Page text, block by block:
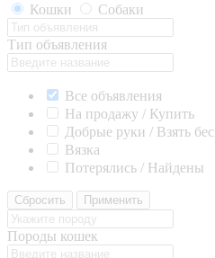
Кошки
Собаки
Тип объявления
Все объявления
На продажу / Купить
Добрые руки / Взять
Вязка
Потерялись / Найдены
Сбросить Применить
Породы кошек